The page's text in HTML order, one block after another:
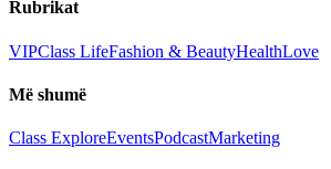
Rubrikat
VIPClass LifeFashion & BeautyHealthLove
Më shumë
Class ExploreEventsPodcastMarketing